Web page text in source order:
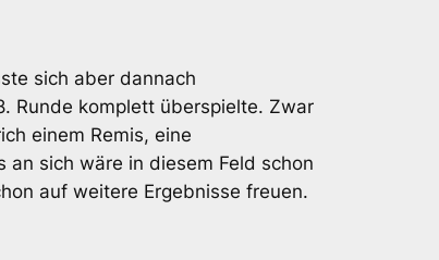
sich aber dannach
Runde komplett überspielte. Zwar
einem Remis, eine
sich wäre in diesem Feld schon
auf weitere Ergebnisse freuen.